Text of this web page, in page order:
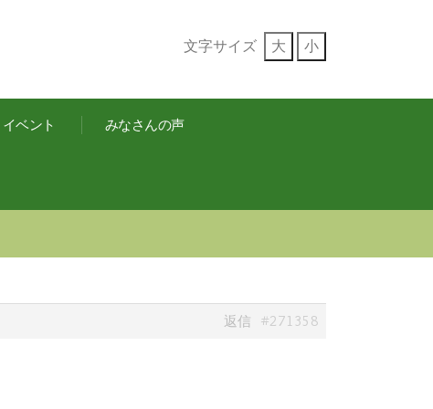
文字サイズ 大 小
イベント みなさんの声
#271358
返信